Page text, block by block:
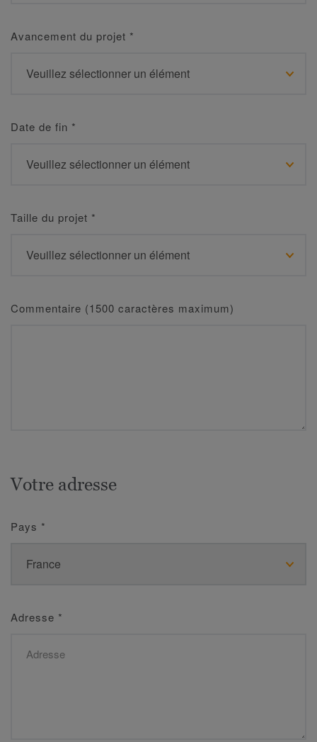
Avancement du projet *
Date de fin *
Taille du projet *
Commentaire (1500 caractères maximum)
Votre adresse
Pays *
Adresse *